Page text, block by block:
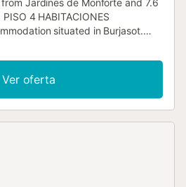
Jardines de Monforte and 7.6
4 HABITACIONES
situated in Burjasot.
Ver oferta